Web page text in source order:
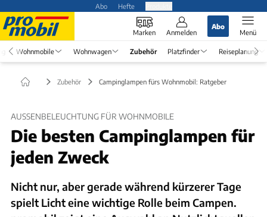
Abo Hefte
Marken Anmelden
Abo
Menü
Wohnmobile Wohnwagen Zubehör Platzfinder Reiseplanung
Zubehör Campinglampen fürs Wohnmobil: Ratgeber
AUSSENBELEUCHTUNG FÜR WOHNMOBILE
Die besten Campinglampen für
jeden Zweck
Nicht nur, aber gerade während kürzerer Tage
spielt Licht eine wichtige Rolle beim Campen.